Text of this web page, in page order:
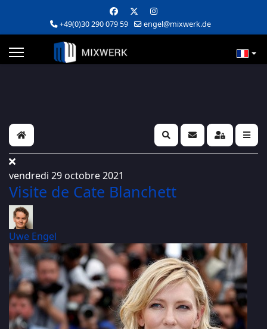
+49(0)30 290 079 59 engel@mixwerk.de
Home SearchS'abonner au blog
Sign In
vendredi 29 octobre 2021
Visite de Cate Blanchett
Uwe Engel